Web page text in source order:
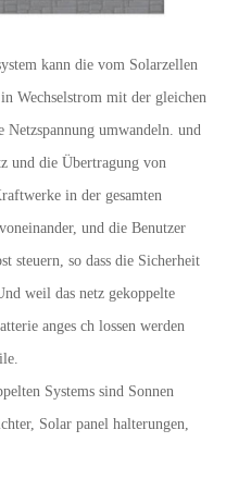
kann die vom Solarzellen
Wechselstrom mit der gleichen
umwandeln. und
und die Übertragung von
in der gesamten
und die Benutzer
steuern, so dass die Sicherheit
weil das netz gekoppelte
anges ch lossen werden
Systems sind Sonnen
Solar panel halterungen,